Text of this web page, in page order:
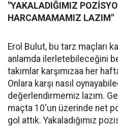
"YAKALADIĞIMIZ
HARCAMAMAMIZ LAZIM"
Erol Bulut, bu tarz maçları
anlamda ilerletebileceğini
takımlar karşımızaa her
Onlara karşı nasıl
değerlendirmemiz lazım.
maçta 10'un üzerinde net
gol attık. Yakaladığımız